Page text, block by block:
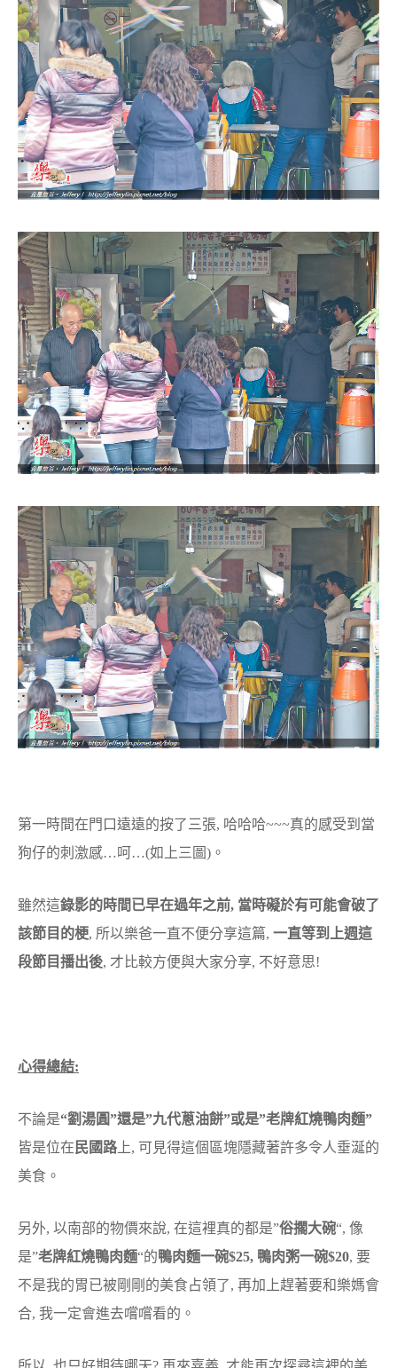
第一時間在門口遠遠的按了三張, 哈哈哈~~~真的感受到當
狗仔的刺激感…呵…(如上三圖)。
雖然這錄影的時間已早在過年之前, 當時礙於有可能會破了
該節目的梗, 所以樂爸一直不便分享這篇, 一直等到上週這
段節目播出後, 才比較方便與大家分享, 不好意思!
心得總結:
不論是“劉湯圓”還是”九代蔥油餅”或是”老牌紅燒鴨肉麵”
皆是位在 民國路 上, 可見得這個區塊隱藏著許多令人垂涎的
美食。
另外, 以南部的物價來說, 在這裡真的都是”俗擱大碗“, 像
是”老牌紅燒鴨肉麵“的鴨肉麵一碗$25, 鴨肉粥一碗$20, 要
不是我的胃已被剛剛的美食占領了, 再加上趕著要和樂媽會
合, 我一定會進去嚐嚐看的。